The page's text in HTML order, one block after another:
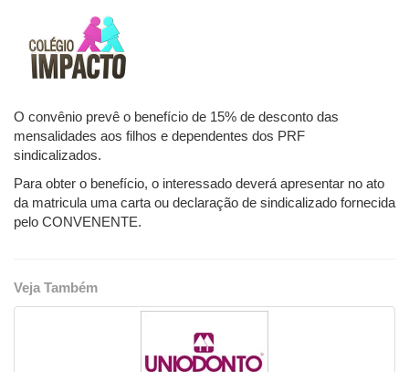
O convênio prevê o benefício de 15% de desconto das
mensalidades aos filhos e dependentes dos PRF
sindicalizados.
Para obter o benefício, o interessado deverá apresentar no ato
da matricula uma carta ou declaração de sindicalizado fornecida
pelo CONVENENTE.
Veja Também